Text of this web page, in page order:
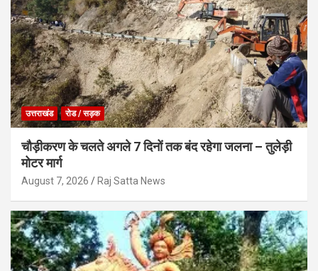
उत्तराखंड रोड / सड़क
चौड़ीकरण के चलते अगले 7 दिनों तक बंद रहेगा जलना – तुलेड़ी
मोटर मार्ग
August 7, 2026 Raj Satta News